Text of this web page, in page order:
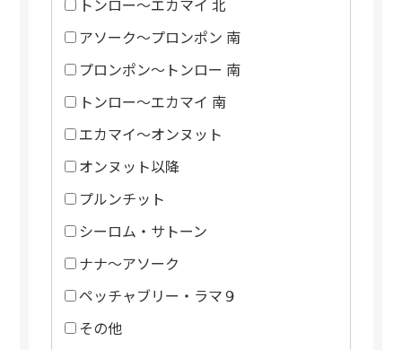
トンロー～エカマイ 北
アソーク～プロンポン 南
プロンポン～トンロー 南
トンロー～エカマイ 南
エカマイ～オンヌット
オンヌット以降
プルンチット
シーロム・サトーン
ナナ～アソーク
ペッチャブリー・ラマ９
その他